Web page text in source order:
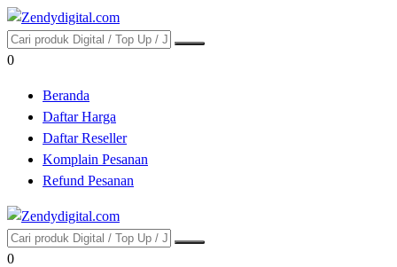
0
Beranda
Daftar Harga
Daftar Reseller
Komplain Pesanan
Refund Pesanan
0